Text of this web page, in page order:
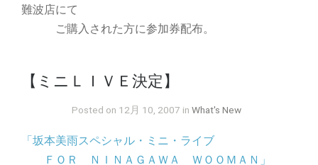
難波店にて
ご購入された方に参加券配布。
【ミニＬＩＶＥ決定】
Posted on 12月 10, 2007 in What's New
「坂本美雨スペシャル・ミニ・ライブ
ＦＯＲ ＮＩＮＡＧＡＷＡ ＷＯＯＭＡＮ」